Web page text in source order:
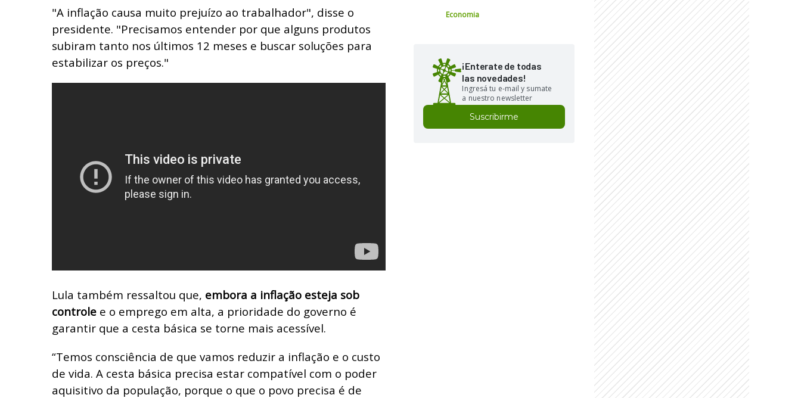
"A inflação causa muito prejuízo ao trabalhador", disse o
presidente. "Precisamos entender por que alguns produtos
subiram tanto nos últimos 12 meses e buscar soluções para
estabilizar os preços."
Lula também ressaltou que, embora a inflação esteja sob
controle e o emprego em alta, a prioridade do governo é
garantir que a cesta básica se torne mais acessível.
“Temos consciência de que vamos reduzir a inflação e o custo
de vida. A cesta básica precisa estar compatível com o poder
aquisitivo da população, porque o que o povo precisa é de
Economia
¡Enterate de todas
las novedades!
Ingresá tu e-mail y sumate
a nuestro newsletter
Suscribirme